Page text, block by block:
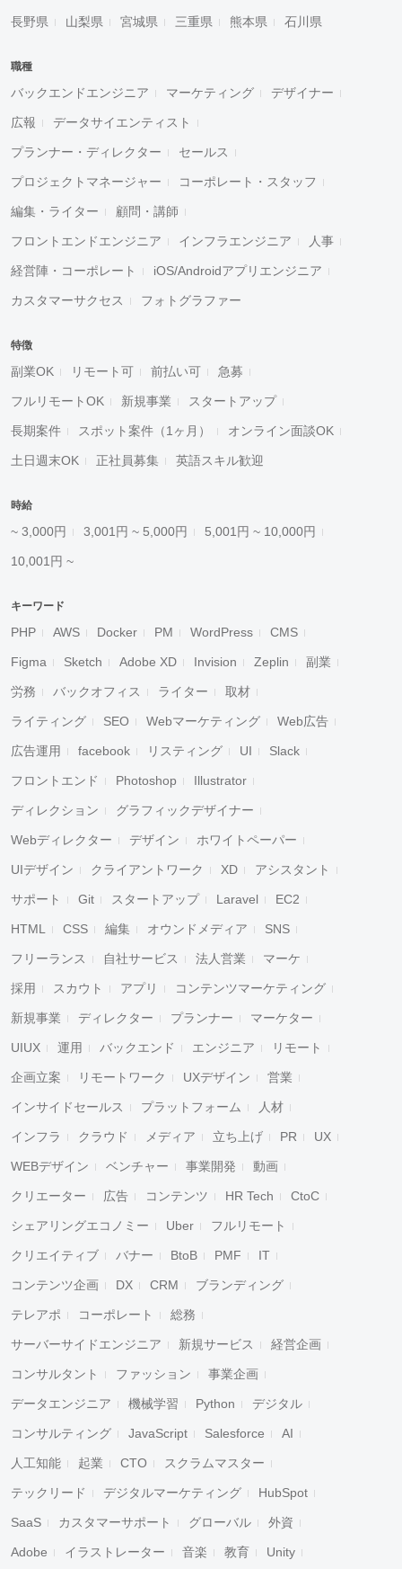
長野県 山梨県 宮城県 三重県 熊本県 石川県
職種
バックエンドエンジニア マーケティング デザイナー
広報 データサイエンティスト
プランナー・ディレクター セールス
プロジェクトマネージャー コーポレート・スタッフ
編集・ライター 顧問・講師
フロントエンドエンジニア インフラエンジニア 人事
経営陣・コーポレート iOS/Androidアプリエンジニア
カスタマーサクセス フォトグラファー
特徴
副業OK リモート可 前払い可 急募
フルリモートOK 新規事業 スタートアップ
長期案件 スポット案件（1ヶ月） オンライン面談OK
土日週末OK 正社員募集 英語スキル歓迎
時給
~ 3,000円 3,001円 ~ 5,000円 5,001円 ~ 10,000円
10,001円 ~
キーワード
PHP AWS Docker PM WordPress CMS
Figma Sketch Adobe XD Invision Zeplin 副業
労務 バックオフィス ライター 取材
ライティング SEO Webマーケティング Web広告
広告運用 facebook リスティング UI Slack
フロントエンド Photoshop Illustrator
ディレクション グラフィックデザイナー
Webディレクター デザイン ホワイトペーパー
UIデザイン クライアントワーク XD アシスタント
サポート Git スタートアップ Laravel EC2
HTML CSS 編集 オウンドメディア SNS
フリーランス 自社サービス 法人営業 マーケ
採用 スカウト アプリ コンテンツマーケティング
新規事業 ディレクター プランナー マーケター
UIUX 運用 バックエンド エンジニア リモート
企画立案 リモートワーク UXデザイン 営業
インサイドセールス プラットフォーム 人材
インフラ クラウド メディア 立ち上げ PR UX
WEBデザイン ベンチャー 事業開発 動画
クリエーター 広告 コンテンツ HR Tech CtoC
シェアリングエコノミー Uber フルリモート
クリエイティブ バナー BtoB PMF IT
コンテンツ企画 DX CRM ブランディング
テレアポ コーポレート 総務
サーバーサイドエンジニア 新規サービス 経営企画
コンサルタント ファッション 事業企画
データエンジニア 機械学習 Python デジタル
コンサルティング JavaScript Salesforce AI
人工知能 起業 CTO スクラムマスター
テックリード デジタルマーケティング HubSpot
SaaS カスタマーサポート グローバル 外資
Adobe イラストレーター 音楽 教育 Unity